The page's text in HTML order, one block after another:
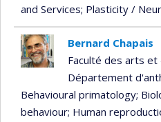
and Services; Plasticity /
Bernard Chapais
Faculté des arts et
Département
Behavioural primatology;
behaviour; Human